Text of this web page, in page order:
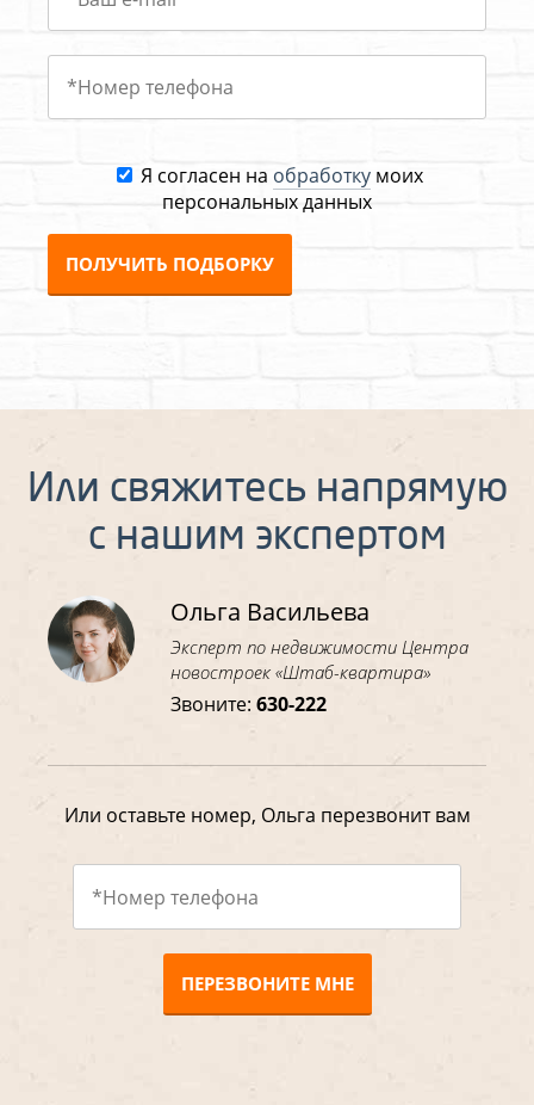
Я согласен на обработкумоих
персональных данных
ПОЛУЧИТЬ ПОДБОРКУ
Или свяжитесь напрямую
с нашим экспертом
Ольга Васильева
Эксперт по недвижимости Центра
новостроек «Штаб-квартира»
Звоните:630-222
Или оставьте номер, Ольга перезвонит вам
ПЕРЕЗВОНИТЕ МНЕ